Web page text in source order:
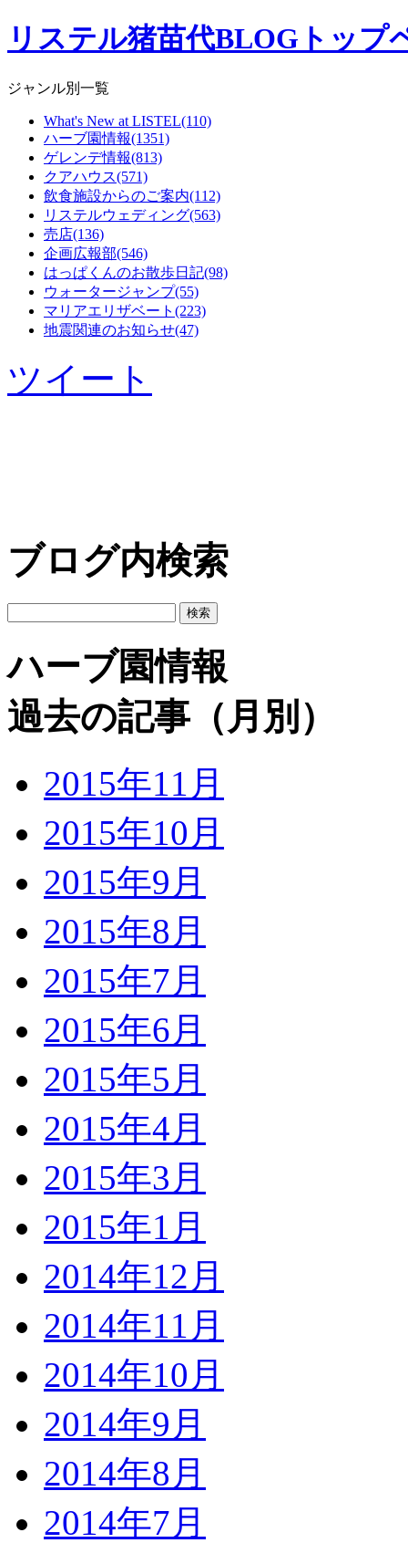
リステル猪苗代BLOGトップ
ジャンル別一覧
What's New at LISTEL(110)
ハーブ園情報(1351)
ゲレンデ情報(813)
クアハウス(571)
飲食施設からのご案内(112)
リステルウェディング(563)
売店(136)
企画広報部(546)
はっぱくんのお散歩日記(98)
ウォータージャンプ(55)
マリアエリザベート(223)
地震関連のお知らせ(47)
ツイート
ブログ内検索
ハーブ園情報
過去の記事（月別）
2015年11月
2015年10月
2015年9月
2015年8月
2015年7月
2015年6月
2015年5月
2015年4月
2015年3月
2015年1月
2014年12月
2014年11月
2014年10月
2014年9月
2014年8月
2014年7月